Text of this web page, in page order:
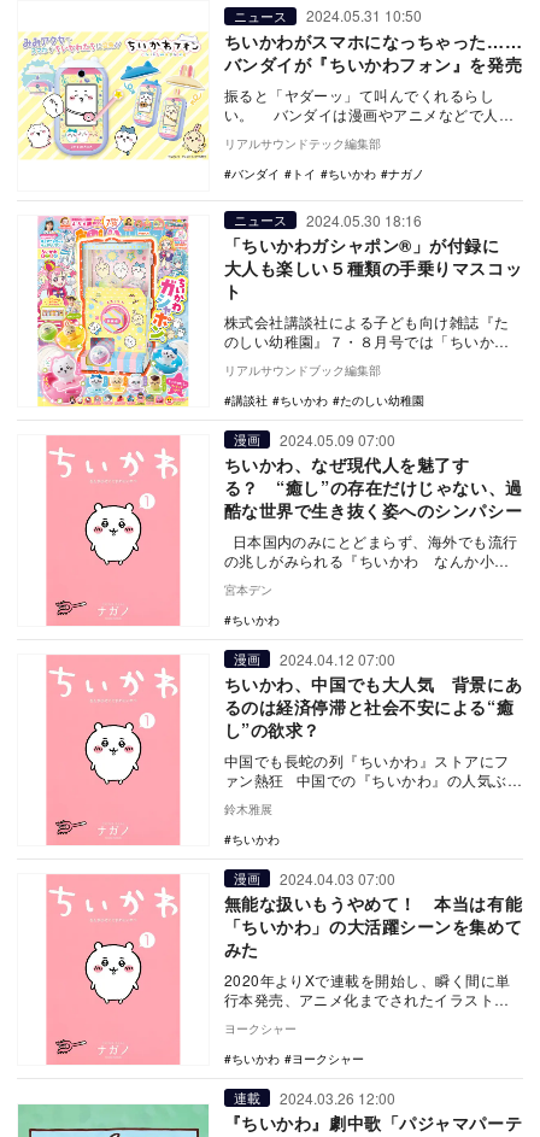
ニュース 2024.05.31 10:50
ちいかわがスマホになっちゃった……
バンダイが『ちいかわフォン』を発売
振ると「ヤダーッ」て叫んでくれるらし
い。 バンダイは漫画やアニメなどで人気
のキャラクター「ちいかわ」をテーマに、
初のスマホ型…
リアルサウンドテック編集部
バンダイ
トイ ちいかわ ナガノ
ニュース 2024.05.30 18:16
「ちいかわガシャポン®︎」が付録に
大人も楽しい５種類の手乗りマスコッ
ト
株式会社講談社による子ども向け雑誌『た
のしい幼稚園』７・８月号では「ちいかわ
ガシャポン®︎」が付録に。この付録には、５
種類のちい…
リアルサウンドブック編集部
講談社
ちいかわ たのしい幼稚園
漫画 2024.05.09 07:00
ちいかわ、なぜ現代人を魅了す
る？ “癒し”の存在だけじゃない、過
酷な世界で生き抜く姿へのシンパシー
日本国内のみにとどまらず、海外でも流行
の兆しがみられる『ちいかわ なんか小さ
くてかわいいやつ（以下『ちいか
わ』）』。 …
宮本デン
ちいかわ
漫画 2024.04.12 07:00
ちいかわ、中国でも大人気 背景にあ
るのは経済停滞と社会不安による“癒
し”の欲求？
中国でも長蛇の列『ちいかわ』ストアにフ
ァン熱狂 中国での『ちいかわ』の人気ぶり
は、今…
鈴木雅展
ちいかわ
漫画 2024.04.03 07:00
無能な扱いもうやめて！ 本当は有能
「ちいかわ」の大活躍シーンを集めて
みた
2020年よりXで連載を開始し、瞬く間に単
行本発売、アニメ化までされたイラストレ
わ』。現在…
ヨークシャー
ちいかわ
ヨークシャー
連載 2024.03.26 12:00
『ちいかわ』劇中歌「パジャマパーテ